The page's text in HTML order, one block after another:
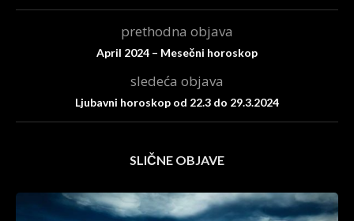
prethodna objava
April 2024 – Mesečni horoskop
sledeća objava
Ljubavni horoskop od 22.3 do 29.3.2024
SLIČNE OBJAVE